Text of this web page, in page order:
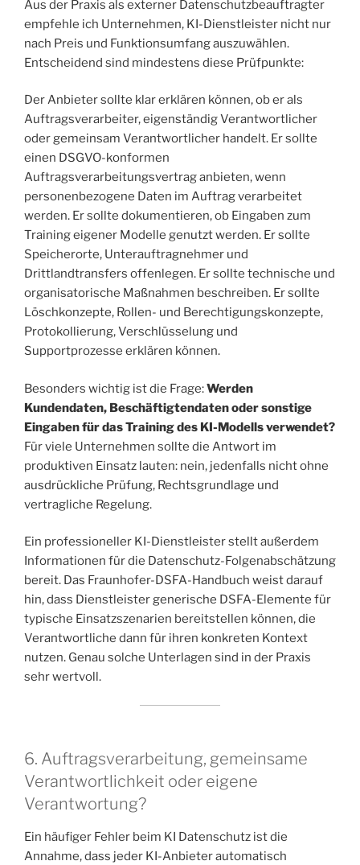
Aus der Praxis als externer Datenschutzbeauftragter
empfehle ich Unternehmen, KI-Dienstleister nicht nur
nach Preis und Funktionsumfang auszuwählen.
Entscheidend sind mindestens diese Prüfpunkte:
Der Anbieter sollte klar erklären können, ob er als
Auftragsverarbeiter, eigenständig Verantwortlicher
oder gemeinsam Verantwortlicher handelt. Er sollte
einen DSGVO-konformen
Auftragsverarbeitungsvertrag anbieten, wenn
personenbezogene Daten im Auftrag verarbeitet
werden. Er sollte dokumentieren, ob Eingaben zum
Training eigener Modelle genutzt werden. Er sollte
Speicherorte, Unterauftragnehmer und
Drittlandtransfers offenlegen. Er sollte technische und
organisatorische Maßnahmen beschreiben. Er sollte
Löschkonzepte, Rollen- und Berechtigungskonzepte,
Protokollierung, Verschlüsselung und
Supportprozesse erklären können.
Besonders wichtig ist die Frage:Werden
Kundendaten, Beschäftigtendaten oder sonstige
Eingaben für das Training des KI-Modells verwendet?
Für viele Unternehmen sollte die Antwort im
produktiven Einsatz lauten: nein, jedenfalls nicht ohne
ausdrückliche Prüfung, Rechtsgrundlage und
vertragliche Regelung.
Ein professioneller KI-Dienstleister stellt außerdem
Informationen für die Datenschutz-Folgenabschätzung
bereit. Das Fraunhofer-DSFA-Handbuch weist darauf
hin, dass Dienstleister generische DSFA-Elemente für
typische Einsatzszenarien bereitstellen können, die
Verantwortliche dann für ihren konkreten Kontext
nutzen. Genau solche Unterlagen sind in der Praxis
sehr wertvoll.
6. Auftragsverarbeitung, gemeinsame
Verantwortlichkeit oder eigene
Verantwortung?
Ein häufiger Fehler beim KI Datenschutz ist die
Annahme, dass jeder KI-Anbieter automatisch